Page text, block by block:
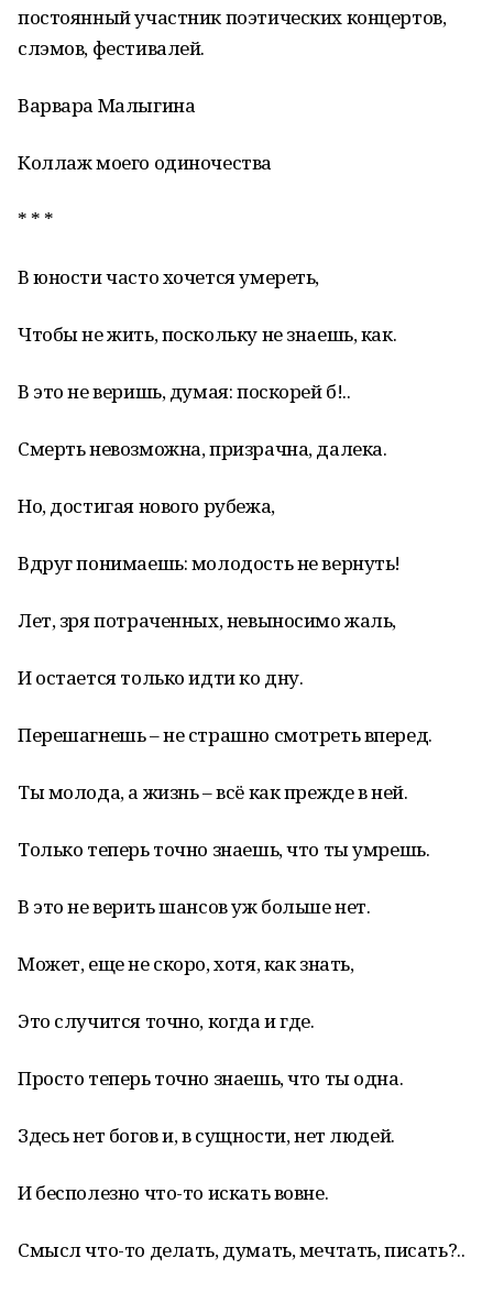
постоянный участник поэтических концертов,
слэмов, фестивалей.
Варвара Малыгина
Коллаж моего одиночества
* * *
В юности часто хочется умереть,
Чтобы не жить, поскольку не знаешь, как.
В это не веришь, думая: поскорей б!..
Смерть невозможна, призрачна, далека.
Но, достигая нового рубежа,
Вдруг понимаешь: молодость не вернуть!
Лет, зря потраченных, невыносимо жаль,
И остается только идти ко дну.
Перешагнешь – не страшно смотреть вперед.
Ты молода, а жизнь – всё как прежде в ней.
Только теперь точно знаешь, что ты умрешь.
В это не верить шансов уж больше нет.
Может, еще не скоро, хотя, как знать,
Это случится точно, когда и где.
Просто теперь точно знаешь, что ты одна.
Здесь нет богов и, в сущности, нет людей.
И бесполезно что-то искать вовне.
Смысл что-то делать, думать, мечтать, писать?..